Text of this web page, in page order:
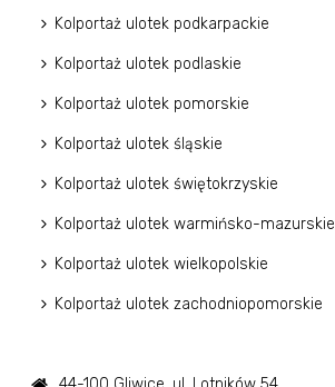
Kolportaż ulotek podkarpackie
Kolportaż ulotek podlaskie
Kolportaż ulotek pomorskie
Kolportaż ulotek śląskie
Kolportaż ulotek świętokrzyskie
Kolportaż ulotek warmińsko-mazurskie
Kolportaż ulotek wielkopolskie
Kolportaż ulotek zachodniopomorskie